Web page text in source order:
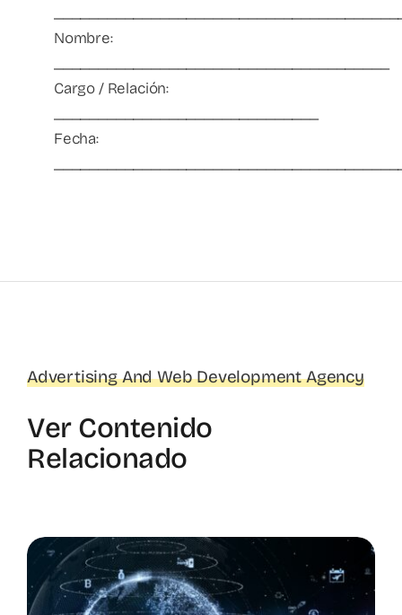
Nombre:
Cargo / Relación:
Fecha:
Advertising And Web Development Agency
Ver Contenido
Relacionado